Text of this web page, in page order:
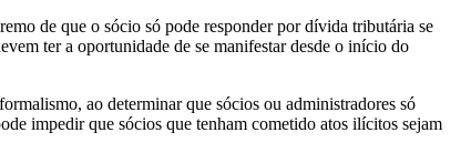
de que o sócio só pode responder por dívida tributária se
ter a oportunidade de se manifestar desde o início do
ao determinar que sócios ou administradores só
impedir que sócios que tenham cometido atos ilícitos sejam